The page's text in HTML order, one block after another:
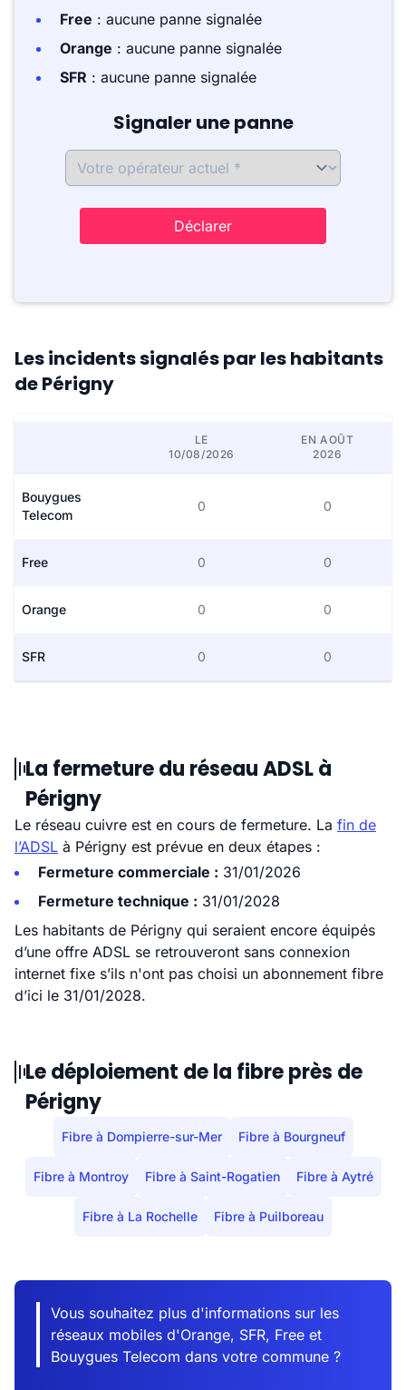
Free : aucune panne signalée
Orange : aucune panne signalée
SFR : aucune panne signalée
Signaler une panne
Déclarer
Les incidents signalés par les habitants
de Périgny
LE
10/08/2026
EN AOÛT
2026
Bouygues
Telecom
0 0
Free 0 0
Orange 0 0
SFR 0 0
La fermeture du réseau ADSL à
Périgny
Le réseau cuivre est en cours de fermeture. La fin de
l’ADSL à Périgny est prévue en deux étapes :
Fermeture commerciale : 31/01/2026
Fermeture technique : 31/01/2028
Les habitants de Périgny qui seraient encore équipés
d’une offre ADSL se retrouveront sans connexion
internet fixe s’ils n'ont pas choisi un abonnement fibre
d’ici le 31/01/2028.
Le déploiement de la fibre près de
Périgny
Fibre à Dompierre-sur-Mer Fibre à Bourgneuf
Fibre à Montroy Fibre à Saint-Rogatien Fibre à Aytré
Fibre à La Rochelle Fibre à Puilboreau
Vous souhaitez plus d'informations sur les
réseaux mobiles d'Orange, SFR, Free et
Bouygues Telecom dans votre commune ?